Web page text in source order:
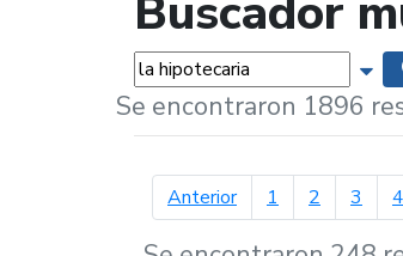
Buscador
Palabras...
Se encontraron 1896
Anteriorpágina anterior
1 2 3 4